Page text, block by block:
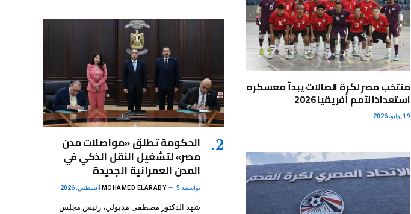
منتخب مصر لكرة الصالات يبدأ معسكره
استعدادًا لأمم أفريقيا 2026
19 يوليو، 2026
الحكومة تطلق «مواصلات مدن
مصر» لتشغيل النقل الذكي في
المدن العمرانية الجديدة
بواسطة MOHAMED ELARABY 5 أغسطس، 2026
شهد الدكتور مصطفى مدبولي، رئيس مجلس